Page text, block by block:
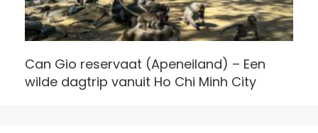
Can Gio reservaat (Apeneiland) – Een
wilde dagtrip vanuit Ho Chi Minh City